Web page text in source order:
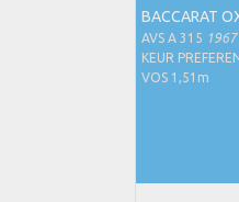
BACCARAT
AVS A 315 1967
KEUR
VOS 1,51m